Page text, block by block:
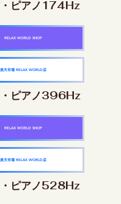
・ピアノ174Hz
RELAX WORLD SHOP
楽天市場 RELAX WORLD店
・ピアノ396Hz
RELAX WORLD SHOP
楽天市場 RELAX WORLD店
・ピアノ528Hz